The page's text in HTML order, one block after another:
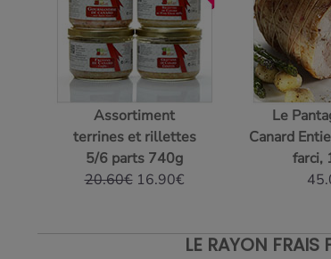
Assortiment
terrines et rillettes
5/6 parts 740g
20.60€16.90€
Le
Canard
farci,
LE RAYON FRAIS